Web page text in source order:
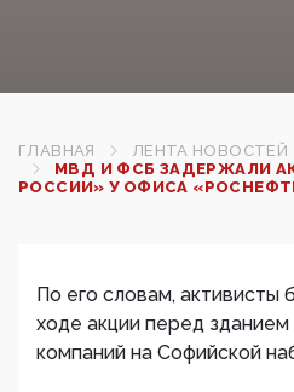
ГЛАВНАЯ
ЛЕНТА НОВОСТЕЙ
МВД И ФСБ ЗАДЕРЖАЛИ
РОССИИ» У ОФИСА
По его словам, активисты
ходе акции перед
компаний на Софийской